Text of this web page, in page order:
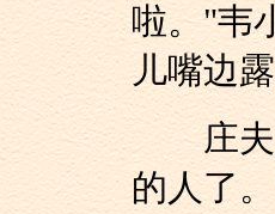
啦。"韦
儿嘴边
庄夫人
的人了